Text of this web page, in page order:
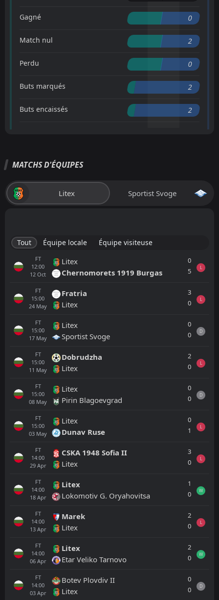
Gagné 0
Match nul 2
Perdu 0
Buts marqués 2
Buts encaissés 2
MATCHS D'ÉQUIPES
Litex Sportist Svoge
Tout Équipe locale Équipe visiteuse
FT
12:00
12 Oct
Litex
Chernomorets 1919 Burgas
0
5
L
FT
15:00
24 May
Fratria
Litex
3
0
L
FT
15:00
17 May
Litex
Sportist Svoge
0
0
D
FT
15:00
11 May
Dobrudzha
Litex
2
0
L
FT
15:00
08 May
Litex
Pirin Blagoevgrad
0
0
D
FT
15:00
03 May
Litex
Dunav Ruse
0
1
L
FT
14:00
29 Apr
CSKA 1948 Sofia II
Litex
3
0
L
FT
14:00
18 Apr
Litex
Lokomotiv G. Oryahovitsa
1
0
W
FT
14:00
13 Apr
Marek
Litex
2
0
L
FT
14:00
06 Apr
Litex
Etar Veliko Tarnovo
2
0
W
FT
14:00
03 Apr
Botev Plovdiv II
Litex
0
0
D